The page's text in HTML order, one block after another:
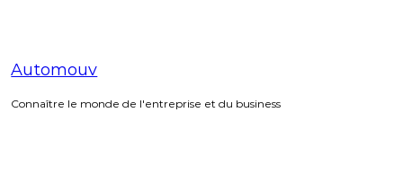
Automouv
Connaître le monde de l'entreprise et du business